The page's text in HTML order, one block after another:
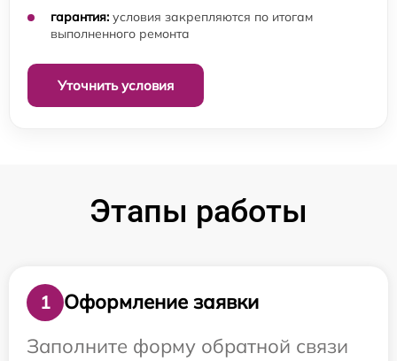
гарантия: условия закрепляются по итогам
выполненного ремонта
Уточнить условия
Этапы работы
1
Оформление заявки
Заполните форму обратной связи